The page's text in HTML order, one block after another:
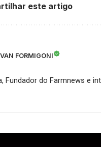
este artigo
FORMIGONI
Fundador do Farmnews e